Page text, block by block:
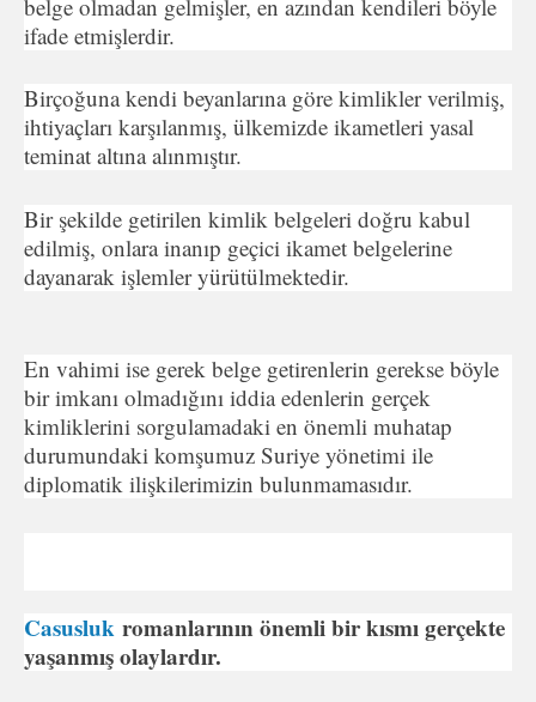
belge olmadan gelmişler, en azından kendileri böyle
ifade etmişlerdir.
Birçoğuna kendi beyanlarına göre kimlikler verilmiş,
ihtiyaçları karşılanmış, ülkemizde ikametleri yasal
teminat altına alınmıştır.
Bir şekilde getirilen kimlik belgeleri doğru kabul
edilmiş, onlara inanıp geçici ikamet belgelerine
dayanarak işlemler yürütülmektedir.
En vahimi ise gerek belge getirenlerin gerekse böyle
bir imkanı olmadığını iddia edenlerin gerçek
kimliklerini sorgulamadaki en önemli muhatap
durumundaki komşumuz Suriye yönetimi ile
diplomatik ilişkilerimizin bulunmamasıdır.
Casusluk romanlarının önemli bir kısmı gerçekte
yaşanmış olaylardır.